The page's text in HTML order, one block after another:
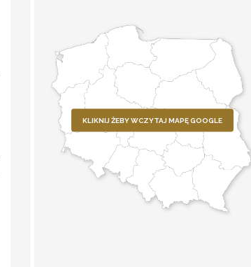
KLIKNIJ ŻEBY WCZYTAJ MAPĘ GOOGLE